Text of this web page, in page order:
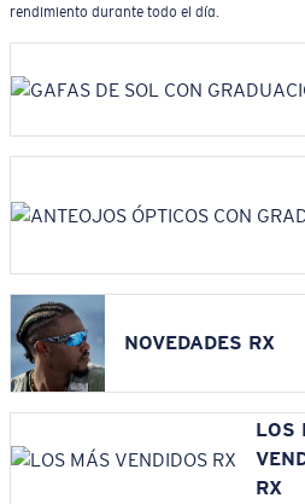
rendimiento durante todo el día.
NOVEDADES RX
LOS
RX